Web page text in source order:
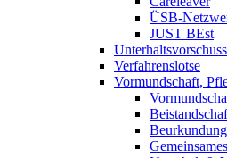
ÜSB-
JUST BEst
Unterhaltsvorschuss
Verfahrenslotse
Vormundschaft,